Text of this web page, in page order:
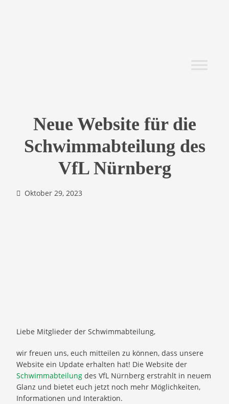
Neue Website für die
Schwimmabteilung des
VfL Nürnberg
Oktober 29, 2023
Liebe Mitglieder der Schwimmabteilung,
wir freuen uns, euch mitteilen zu können, dass unsere
Website ein Update erhalten hat! Die Website der
Schwimmabteilung des VfL Nürnberg erstrahlt in neuem
Glanz und bietet euch jetzt noch mehr Möglichkeiten,
Informationen und Interaktion.